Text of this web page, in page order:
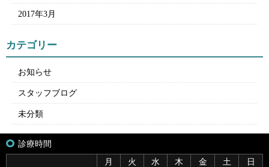
2017年3月
カテゴリー
お知らせ
スタッフブログ
未分類
診療時間
月
火 水 木 金 土
日